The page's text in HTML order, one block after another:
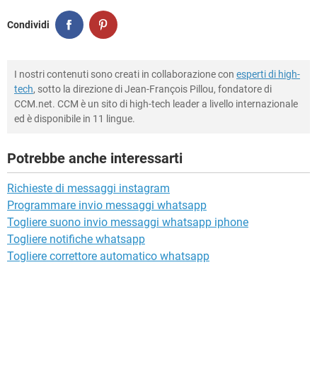
Condividi
I nostri contenuti sono creati in collaborazione con esperti di high-
tech, sotto la direzione di Jean-François Pillou, fondatore di
CCM.net. CCM è un sito di high-tech leader a livello internazionale
ed è disponibile in 11 lingue.
Potrebbe anche interessarti
Richieste di messaggi instagram
Programmare invio messaggi whatsapp
Togliere suono invio messaggi whatsapp iphone
Togliere notifiche whatsapp
Togliere correttore automatico whatsapp